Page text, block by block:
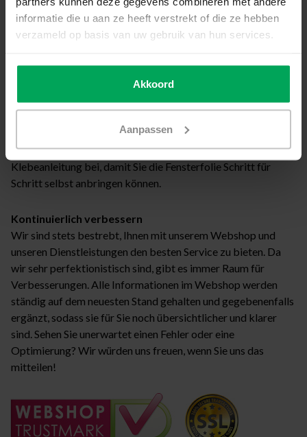
informatie die u aan ze heeft verstrekt of die ze hebben
verzameld op basis van uw gebruik van hun services.
Akkoord
Aanpassen
Höhe (mit einer Dezimalstelle) eingeben. Messen Sie das
Fensterglas von Dichtstoffrand zu Dichtstoffrand.
Größe zu.
So passt die Fensterfolie immer auf Ihr Fenster, ohne dass Sie
verhindert, dass Sie die Folie unsachgemäß verarbeiten oder
beschädigen. Wir legen Ihrer Bestellung immer eine deutliche
Klebeanleitung bei, damit Sie die Fensterfolie Schritt für
Schritt selbst anbringen können.
Kontinuierlich verbessern
Wir sind stets bestrebt, Ihnen mit unserem Webshop und
unseren Dienstleistungen den besten Service zu bieten. Da
wir sehr perfektionistisch sind, gibt es immer Raum für
Verbesserungen. Alle Informationen im Webshop werden
ständig auf dem neuesten Stand gehalten und gegebenenfalls
ergänzt, sodass sie für Sie noch übersichtlicher und klarer
sind. Sehen Sie unerwartet einen Fehler oder eine
Optimierung? Wir würden uns freuen, wenn Sie uns das
mitteilen!